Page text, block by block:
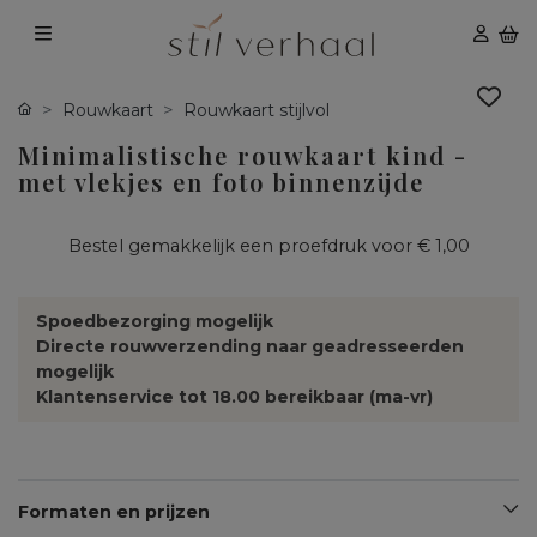
Rouwkaart Rouwkaart stijlvol
Minimalistische rouwkaart kind -
met vlekjes en foto binnenzijde
Bestel gemakkelijk een proefdruk voor € 1,00
Spoedbezorging mogelijk
Directe rouwverzending naar geadresseerden
mogelijk
Klantenservice tot 18.00 bereikbaar (ma-vr)
Formaten en prijzen